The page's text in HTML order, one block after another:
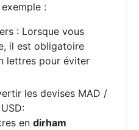
:
: Lorsque vous
il est obligatoire
lettres pour éviter
les devises MAD /
endirham